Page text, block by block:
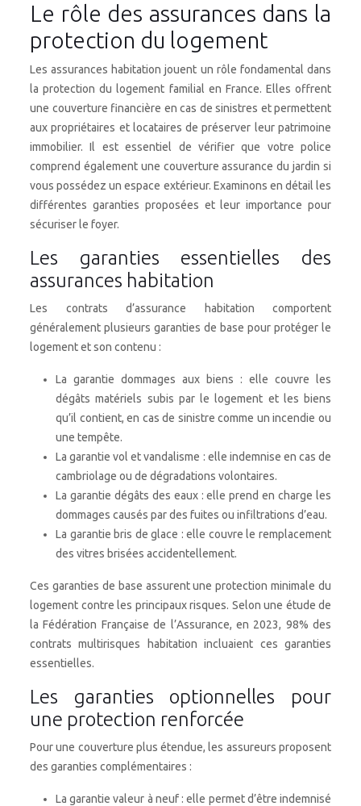
Le rôle des assurances dans la
protection du logement
Les assurances habitation jouent un rôle fondamental dans
la protection du logement familial en France. Elles offrent
une couverture financière en cas de sinistres et permettent
aux propriétaires et locataires de préserver leur patrimoine
immobilier. Il est essentiel de vérifier que votre police
comprend également une couverture assurance du jardin si
vous possédez un espace extérieur. Examinons en détail les
différentes garanties proposées et leur importance pour
sécuriser le foyer.
Les garanties essentielles des
assurances habitation
Les contrats d’assurance habitation comportent
généralement plusieurs garanties de base pour protéger le
logement et son contenu :
La garantie dommages aux biens : elle couvre les
dégâts matériels subis par le logement et les biens
qu’il contient, en cas de sinistre comme un incendie ou
une tempête.
La garantie vol et vandalisme : elle indemnise en cas de
cambriolage ou de dégradations volontaires.
La garantie dégâts des eaux : elle prend en charge les
dommages causés par des fuites ou infiltrations d’eau.
La garantie bris de glace : elle couvre le remplacement
des vitres brisées accidentellement.
Ces garanties de base assurent une protection minimale du
logement contre les principaux risques. Selon une étude de
la Fédération Française de l’Assurance, en 2023, 98% des
contrats multirisques habitation incluaient ces garanties
essentielles.
Les garanties optionnelles pour
une protection renforcée
Pour une couverture plus étendue, les assureurs proposent
des garanties complémentaires :
La garantie valeur à neuf : elle permet d’être indemnisé